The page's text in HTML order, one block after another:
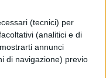
(tecnici) per
(analitici e di
annunci
di navigazione) previo